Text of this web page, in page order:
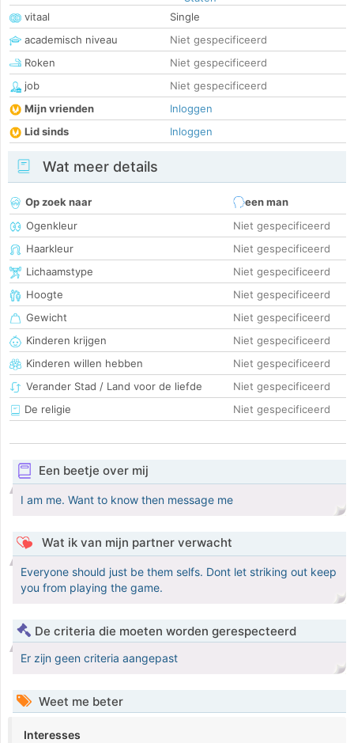
vitaal
Single
academisch niveau
Niet gespecificeerd
Roken
Niet gespecificeerd
job
Niet gespecificeerd
Mijn vrienden
Inloggen
Lid sinds
Inloggen
Wat meer details
Op zoek naar
een man
Ogenkleur
Niet gespecificeerd
Haarkleur
Niet gespecificeerd
Lichaamstype
Niet gespecificeerd
Hoogte
Niet gespecificeerd
Gewicht
Niet gespecificeerd
Kinderen krijgen
Niet gespecificeerd
Kinderen willen hebben
Niet gespecificeerd
Verander Stad / Land voor de liefde
Niet gespecificeerd
De religie
Niet gespecificeerd
Een beetje over mij
I am me. Want to know then message me
Wat ik van mijn partner verwacht
Everyone should just be them selfs. Dont let striking out keep
you from playing the game.
De criteria die moeten worden gerespecteerd
Er zijn geen criteria aangepast
Weet me beter
Interesses